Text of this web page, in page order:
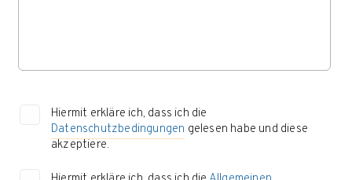
Hiermit erkläre ich, dass ich die
Datenschutzbedingungen gelesen habe und diese
akzeptiere.